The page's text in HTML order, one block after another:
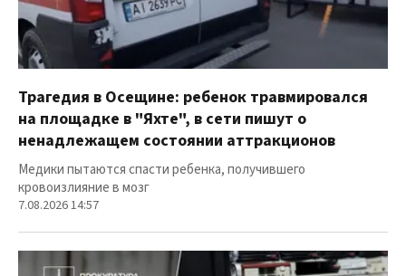
Трагедия в Осещине: ребенок травмировался
на площадке в "Яхте", в сети пишут о
ненадлежащем состоянии аттракционов
Медики пытаются спасти ребенка, получившего
кровоизлияние в мозг
7.08.2026 14:57